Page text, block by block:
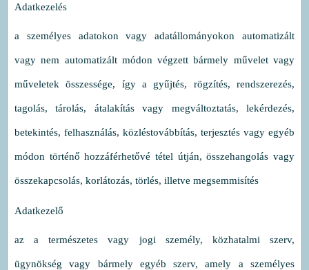
Adatkezelés
a személyes adatokon vagy adatállományokon automatizált
vagy nem automatizált módon végzett bármely művelet vagy
műveletek összessége, így a gyűjtés, rögzítés, rendszerezés,
tagolás, tárolás, átalakítás vagy megváltoztatás, lekérdezés,
betekintés, felhasználás, közléstovábbítás, terjesztés vagy egyéb
módon történő hozzáférhetővé tétel útján, összehangolás vagy
összekapcsolás, korlátozás, törlés, illetve megsemmisítés
Adatkezelő
az a természetes vagy jogi személy, közhatalmi szerv,
ügynökség vagy bármely egyéb szerv, amely a személyes